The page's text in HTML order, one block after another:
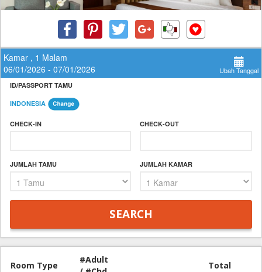
Kamar , 1 Malam
06/01/2026 - 07/01/2026
Ubah Tanggal
ID/PASSPORT TAMU
INDONESIA
CHECK-IN CHECK-OUT
JUMLAH TAMU JUMLAH KAMAR
Room Type
#Adult
Total